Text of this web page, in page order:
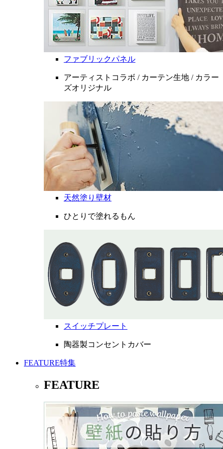
ファブリックパネル
アーティストコラボ / カーテン生地 / カラー
ズオリジナル
天然塗り壁材
ひとりで塗れるもん
スイッチプレート
陶器製コンセントカバー
FEATURE特集
FEATURE